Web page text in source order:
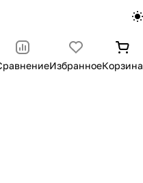
ИзбранноеКорзина